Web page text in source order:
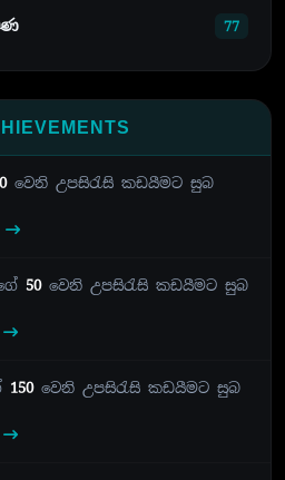
77
වෙනි උපසිරැසි කඩයීමට සුබ
50වෙනි උපසිරැසි කඩයීමට සුබ
150වෙනි උපසිරැසි කඩයීමට සුබ